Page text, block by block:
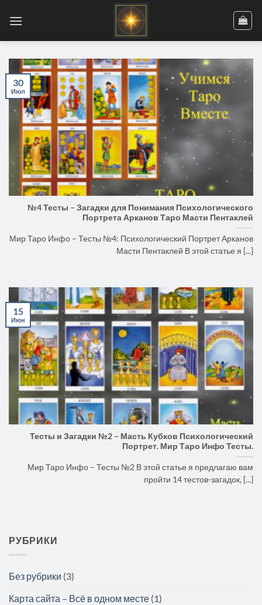
№4 Тесты – Загадки для Понимания Психологического
Портрета Арканов Таро Масти Пентаклей
Мир Таро Инфо – Тесты №4: Психологический Портрет Арканов
Масти Пентаклей В этой статье я [...]
30
Июл
Тесты и Загадки №2 – Масть Кубков Психологический
Портрет. Мир Таро Инфо Тесты.
Мир Таро Инфо – Тесты №2 В этой статье я предлагаю вам
пройти 14 тестов-загадок, [...]
15
Июн
РУБРИКИ
Без рубрики (3)
Карта сайта – Всё в одном месте (1)